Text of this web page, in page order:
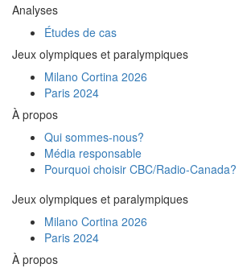
Analyses
Études de cas
Jeux olympiques et paralympiques
Milano Cortina 2026
Paris 2024
À propos
Qui sommes-nous?
Média responsable
Pourquoi choisir CBC/Radio-Canada?
Jeux olympiques et paralympiques
Milano Cortina 2026
Paris 2024
À propos